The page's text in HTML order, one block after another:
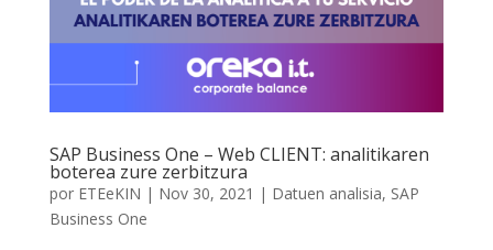
SAP Business One – Web CLIENT: analitikaren
boterea zure zerbitzura
por ETEeKIN | Nov 30, 2021 | Datuen analisia, SAP
Business One